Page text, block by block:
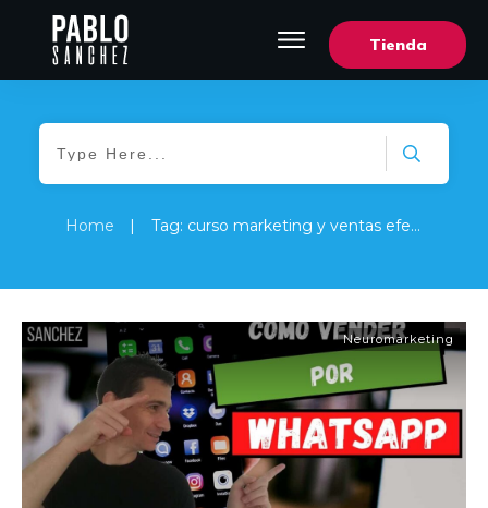
Tienda
Home Tag: curso marketing y ventas efectivas por whatsapp
Neuromarketing